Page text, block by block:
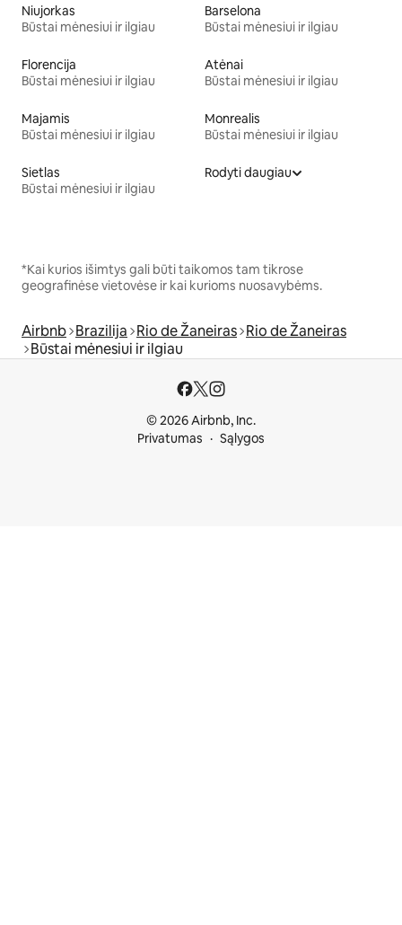
Niujorkas
Būstai mėnesiui ir ilgiau
Barselona
Būstai mėnesiui ir ilgiau
Florencija
Būstai mėnesiui ir ilgiau
Atėnai
Būstai mėnesiui ir ilgiau
Majamis
Būstai mėnesiui ir ilgiau
Monrealis
Būstai mėnesiui ir ilgiau
Sietlas
Būstai mėnesiui ir ilgiau
Rodyti daugiau
*Kai kurios išimtys gali būti taikomos tam tikrose
geografinėse vietovėse ir kai kurioms nuosavybėms.
Airbnb Brazilija Rio de Žaneiras Rio de Žaneiras
Būstai mėnesiui ir ilgiau
© 2026 Airbnb, Inc.
Privatumas
Sąlygos